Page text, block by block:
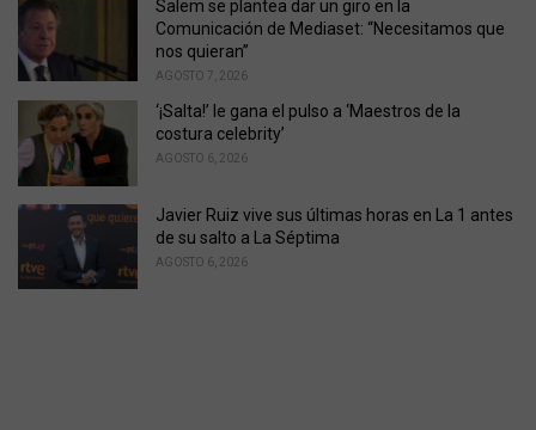
Salem se plantea dar un giro en la
Comunicación de Mediaset: “Necesitamos que
nos quieran”
AGOSTO 7, 2026
‘¡Salta!’ le gana el pulso a ‘Maestros de la
costura celebrity’
AGOSTO 6, 2026
Javier Ruiz vive sus últimas horas en La 1 antes
de su salto a La Séptima
AGOSTO 6, 2026